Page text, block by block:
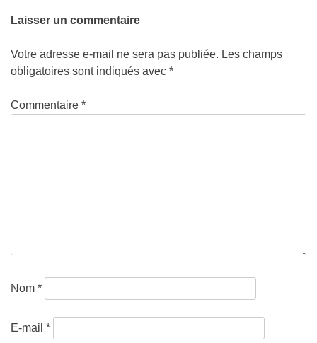
Laisser un commentaire
Votre adresse e-mail ne sera pas publiée. Les champs
obligatoires sont indiqués avec *
Commentaire *
Nom *
E-mail *